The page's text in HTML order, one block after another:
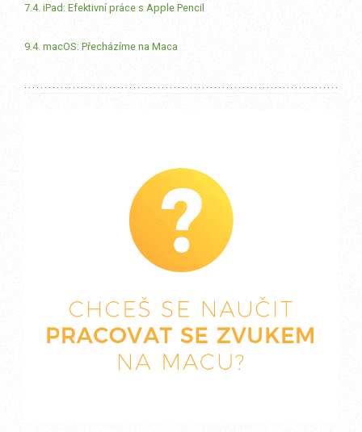
7.4. iPad: Efektivní práce s Apple Pencil
9.4. macOS: Přecházíme na Maca